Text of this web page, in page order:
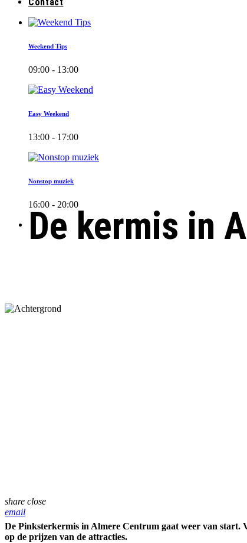
Contact
Weekend Tips
09:00 - 13:00
Easy Weekend
13:00 - 17:00
Nonstop muziek
16:00 - 20:00
De kermis in
share close
email
De Pinksterkermis in Almere Centrum gaat weer van start.
op de prijzen van de attracties.